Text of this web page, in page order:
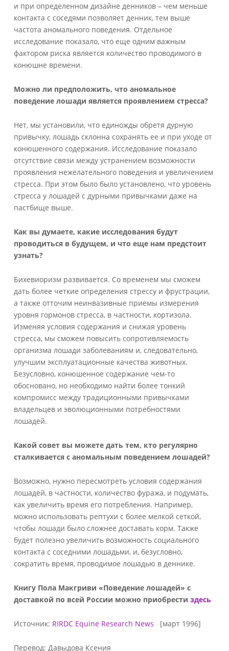
и при определенном дизайне денников – чем меньше
контакта с соседями позволяет денник, тем выше
частота аномального поведения. Отдельное
исследование показало, что еще одним важным
фактором риска является количество проводимого в
конюшне времени.
Можно ли предположить, что аномальное
поведение лошади является проявлением стресса?
Нет, мы установили, что единожды обретя дурную
привычку, лошадь склонна сохранять ее и при уходе от
конюшенного содержания. Исследование показало
отсутствие связи между устранением возможности
проявления нежелательного поведения и увеличением
стресса. При этом было было установлено, что уровень
стресса у лошадей с дурными привычками даже на
пастбище выше.
Как вы думаете, какие исследования будут
проводиться в будущем, и что еще нам предстоит
узнать?
Бихевиоризм развивается. Со временем мы сможем
дать более четкие определения стрессу и фрустрации,
а также отточим неинвазивные приемы измерения
уровня гормонов стресса, в частности, кортизола.
Изменяя условия содержания и снижая уровень
стресса, мы сможем повысить сопротивляемость
организма лошади заболеваниям и, следовательно,
улучшим эксплуатационные качества животных.
Безусловно, конюшенное содержание чем-то
обосновано, но необходимо найти более тонкий
компромисс между традиционными привычками
владельцев и эволюционными потребностями
лошадей.
Какой совет вы можете дать тем, кто регулярно
сталкивается с аномальным поведением лошадей?
Возможно, нужно пересмотреть условия содержания
лошадей, в частности, количество фуража, и подумать,
как увеличить время его потребления. Например,
можно использовать рептухи с более мелкой сеткой,
чтобы лошади было сложнее доставать корм. Также
будет полезно увеличить возможность социального
контакта с соседними лошадьми, и, безусловно,
сократить время, проводимое лошадью в деннике.
Книгу Пола Макгриви «Поведение лошадей» с
доставкой по всей России можно приобрести здесь
Источник: RIRDC Equine Research News [март 1996]
Перевод: Давыдова Ксения